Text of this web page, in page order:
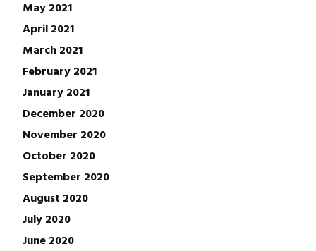
May 2021
April 2021
March 2021
February 2021
January 2021
December 2020
November 2020
October 2020
September 2020
August 2020
July 2020
June 2020